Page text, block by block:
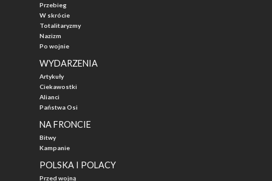
Przebieg
W skrócie
Totalitaryzmy
Nazizm
Po wojnie
WYDARZENIA
Artykuły
Ciekawostki
Alianci
Państwa Osi
NA FRONCIE
Bitwy
Kampanie
POLSKA I POLACY
Przed wojną